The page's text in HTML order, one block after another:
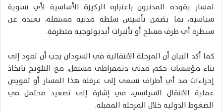
لمسار يقوده المدنيون باعتباره الركيزة الأساسية لأي تسوية
سياسية، بما يضمن تأسيس سلطة مدنية مستقلة، بعيدة عن
سيطرة أي طرف مسلح أو تأثيرات أيديولوجية متطرفة.
كما أكد البيان أن المرحلة الانتقالية في السودان يجب أن تقود إلى
بناء مؤسسات حكم مدني ديمقراطي مستقل، مع التلويح باتخاذ
إجراءات ضد أي أطراف تسعى إلى عرقلة هذا المسار أو تقويض
عملية الانتقال السياسي، في إشارة إلى تصعيد محتمل في
الضغوط الدولية خلال المرحلة المقبلة.